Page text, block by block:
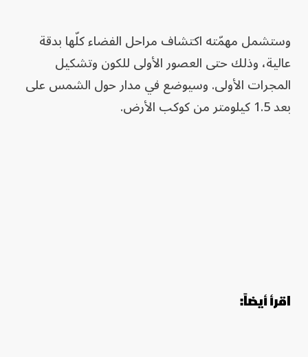
وستشمل مهمّته اكتشاف مراحل الفضاء كلّها بدقة
عالية، وذلك حتى العصور الأولى للكون وتشكيل
المجرات الأولى. وسيوضع في مدار حول الشمس على
بعد 1.5 كيلومتر من كوكب الأرض.
اقرأ أيضاً: